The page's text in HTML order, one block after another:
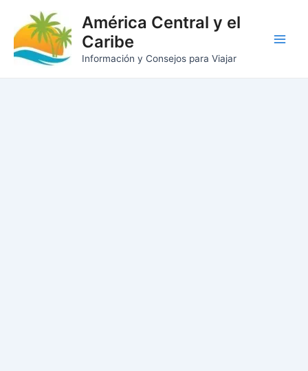
contenido
América Central y el
Caribe
Información y Consejos para Viajar